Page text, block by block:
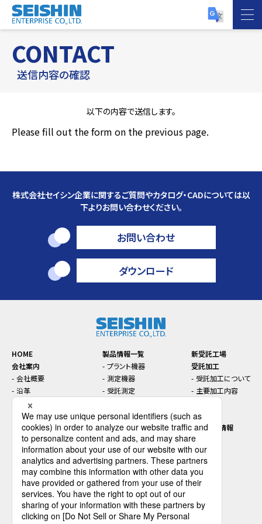
CONTACT
送信内容の確認
以下の内容で送信します。
Please fill out the form on the previous page.
株式会社セイシン企業に関するご質問やカタログ・CADについては以
下よりお問い合わせください。
お問い合わせ
ダウンロード
HOME
会社案内
会社概要
沿革
本社・支店・工場案内
コンプライアンス
SDGsに関する取り組み
製品情報一覧
プラント機器
測定機器
受託測定
機能性材料
インライン／オンライン機
器
プラントエンジニアリング
新受託工場
受託加工
受託加工について
主要加工内容
セミナー
先端技術情報
採用情報
会社を知る
データで見るセイシン企業
仕事を知る
人を知る
ダウンロード
お問い合わせ